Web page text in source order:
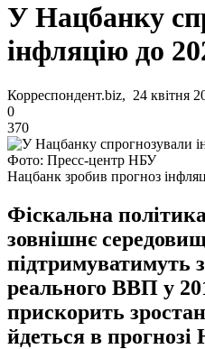
У Нацбанку
інфляцію до
Корреспондент.biz, 24 квітня
0
370
Фото: Пресс-центр НБУ
Нацбанк зробив прогноз
Фіскальна
зовнішнє
підтримуватимуть
реального ВВП у
прискорить
йдеться в прогнозі